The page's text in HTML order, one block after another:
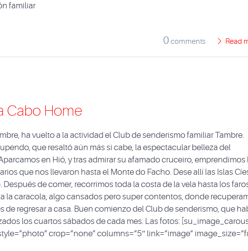
familiar
0 comments Read
Cabo Home
ha vuelto a la actividad el Club de senderismo familiar Tambre.
que resaltó aún más si cabe, la espectacular belleza del
en Hió, y tras admirar su afamado cruceiro, emprendimos
que nos llevaron hasta el Monte do Facho. Dese allí las Islas
de comer, recorrimos toda la costa de la vela hasta los
la caracola, algo cansados pero super contentos, donde
de regresar a casa. Buen comienzo del Club de senderismo, que
los cuartos sábados de cada mes. Las fotos:
crop=”none” columns=”5″ link=”image”